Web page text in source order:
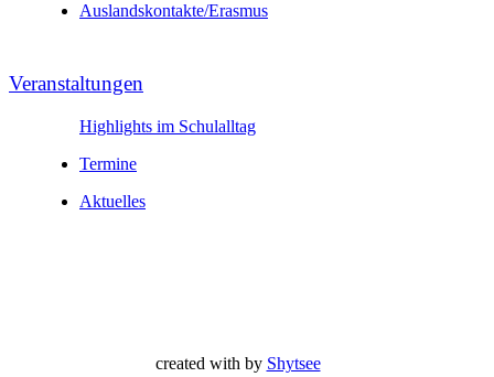
Auslands­kontakte/Erasmus
Veranstal­tungen
Highlights im Schulalltag
Termine
Aktuelles
created with by Shytsee